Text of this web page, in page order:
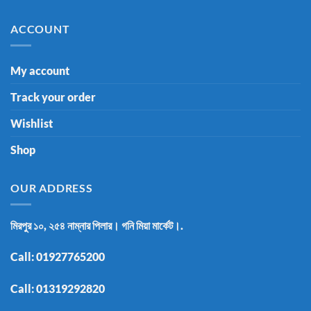
ACCOUNT
My account
Track your order
Wishlist
Shop
OUR ADDRESS
মিরপুর ১০, ২৫৪ নাম্নার পিলার। গনি মিয়া মার্কেট।.
Call:01927765200
Call:01319292820